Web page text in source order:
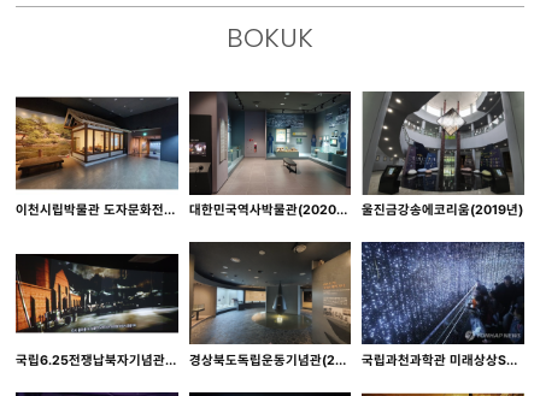
BOKUK
이천시립박물관 도자문화전시실(2021) 대한민국역사박물관(2020년) 울진금강송에코리움(2019년)
국립6.25전쟁납북자기념관(2018년) 경상북도독립운동기념관(2017년) 국립과천과학관 미래상상SF관(2017년)